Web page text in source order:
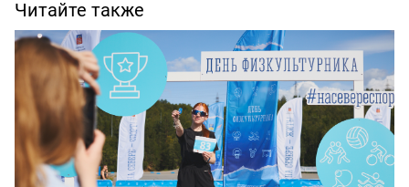
Читайте также